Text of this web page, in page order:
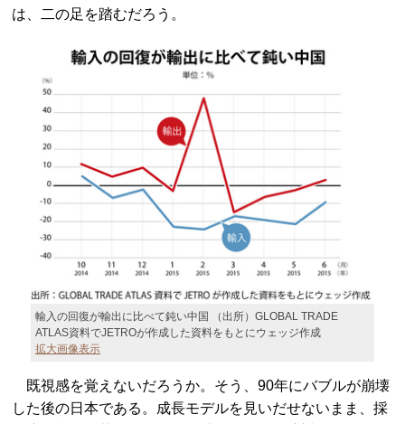
は、二の足を踏むだろう。
輸入の回復が輸出に比べて鈍い中国 （出所）GLOBAL TRADE
ATLAS資料でJETROが作成した資料をもとにウェッジ作成
拡大画像表示
既視感を覚えないだろうか。そう、90年にバブルが崩壊
した後の日本である。成長モデルを見いだせないまま、採